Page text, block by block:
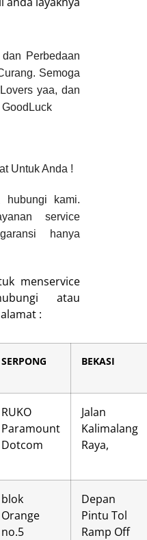
Perbedaan
. Semoga
yaa, dan
Untuk Anda !
hubungi kami.
service
hanya
menservice
atau
:
SERPONG BEKASI
RUKO
Paramount
Dotcom
Jalan
Kalimalang
Raya,
blok
Orange
no.5
Depan
Pintu Tol
Ramp Off